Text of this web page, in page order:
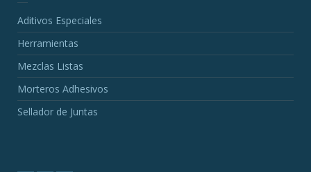
Aditivos Especiales
Herramientas
Mezclas Listas
Morteros Adhesivos
Sellador de Juntas